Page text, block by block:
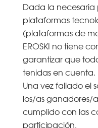
Dada la
plataformas
(plataformas de
EROSKI no tiene
garantizar que
tenidas en cuenta.
Una vez fallado el
los/as ganadores/
cumplido con las
participación.